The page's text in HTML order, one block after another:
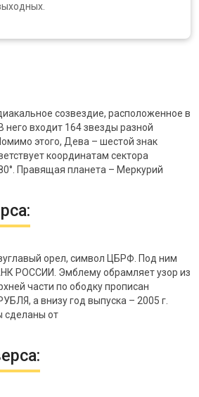
созвездие, расположенное в
входит 164 звезды разной
этого, Дева – шестой знак
координатам сектора
Правящая планета – Меркурий
орел, символ ЦБРФ. Под ним
РОССИИ. Эмблему обрамляет узор из
части по ободку прописан
а внизу год выпуска – 2005 г.
сделаны от